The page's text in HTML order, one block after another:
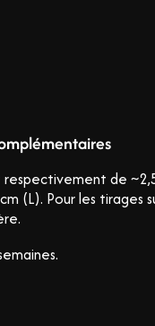
respectivement de
(L). Pour les tirages